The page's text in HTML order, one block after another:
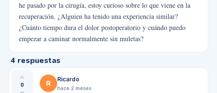
he pasado por la cirugía, estoy curioso sobre lo que viene en la
recuperación. ¿Alguien ha tenido una experiencia similar?
¿Cuánto tiempo dura el dolor postoperatorio y cuándo puedo
empezar a caminar normalmente sin muletas?
4 respuestas
0 R Ricardo
hace 2 meses